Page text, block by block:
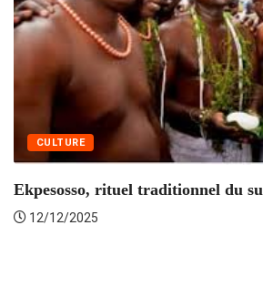
CULTURE
Ekpesosso, rituel traditionnel du
12/12/2025